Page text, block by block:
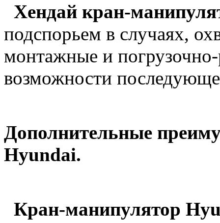
Хендай кран-
подспорьем в случаях,
монтажные и
возможности
Дополнительные
Hyundai.
Кран-манипулятор